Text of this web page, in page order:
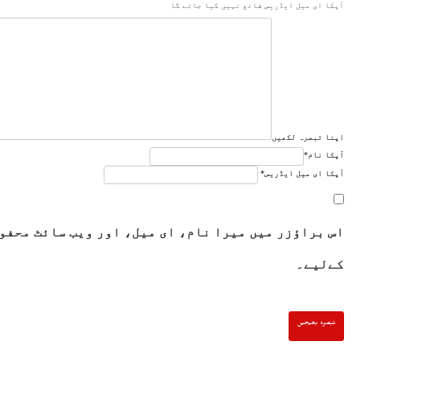
آپکا ای میل ایڈریس شائع نہیں کیا جائے گا
اپنا تبصرہ لکھیں
آپکا نام*
آپکا ای میل ایڈریس*
اس براؤزر میں میرا نام، ای میل، اور ویب سائٹ
کےلیے۔